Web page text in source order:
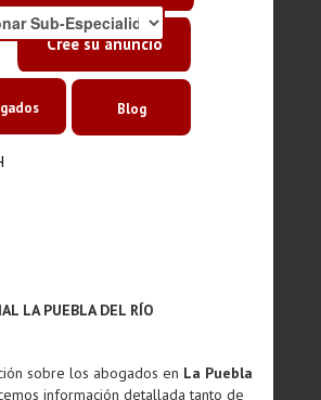
Cree su anuncio
Blog
LA PUEBLA DEL RÍO
sobre los abogados en La Puebla
información detallada tanto de